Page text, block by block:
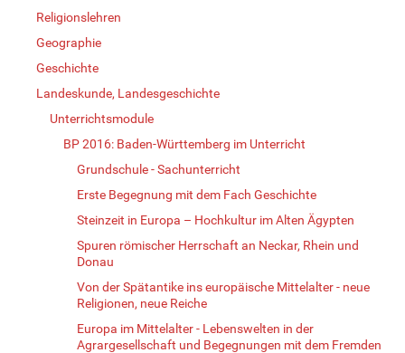
Religionslehren
Geographie
Geschichte
Landeskunde, Landesgeschichte
Unterrichtsmodule
BP 2016: Baden-Württemberg im Unterricht
Grundschule - Sachunterricht
Erste Begegnung mit dem Fach Geschichte
Steinzeit in Europa – Hochkultur im Alten Ägypten
Spuren römischer Herrschaft an Neckar, Rhein und
Donau
Von der Spätantike ins europäische Mittelalter - neue
Religionen, neue Reiche
Europa im Mittelalter - Lebenswelten in der
Agrargesellschaft und Begegnungen mit dem Fremden